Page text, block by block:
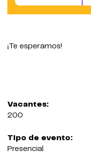
¡Te esperamos!
Vacantes:
200
Tipo de evento:
Presencial